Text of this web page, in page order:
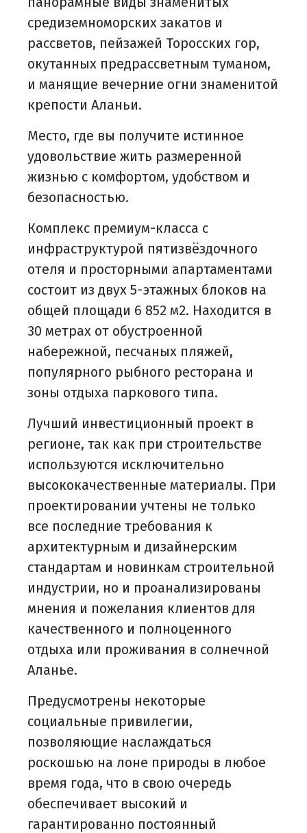
средиземноморских закатов и
рассветов, пейзажей Торосских гор,
окутанных предрассветным туманом,
и манящие вечерние огни знаменитой
крепости Аланьи.
Место, где вы получите истинное
удовольствие жить размеренной
жизнью с комфортом, удобством и
безопасностью.
Комплекс премиум-класса с
инфраструктурой пятизвёздочного
отеля и просторными апартаментами
состоит из двух 5-этажных блоков на
общей площади 6 852 м2. Находится в
30 метрах от обустроенной
набережной, песчаных пляжей,
популярного рыбного ресторана и
зоны отдыха паркового типа.
Лучший инвестиционный проект в
регионе, так как при строительстве
используются исключительно
высококачественные материалы. При
проектировании учтены не только
все последние требования к
архитектурным и дизайнерским
стандартам и новинкам строительной
индустрии, но и проанализированы
мнения и пожелания клиентов для
качественного и полноценного
отдыха или проживания в солнечной
Аланье.
Предусмотрены некоторые
социальные привилегии,
позволяющие наслаждаться
роскошью на лоне природы в любое
время года, что в свою очередь
обеспечивает высокий и
гарантированно постоянный